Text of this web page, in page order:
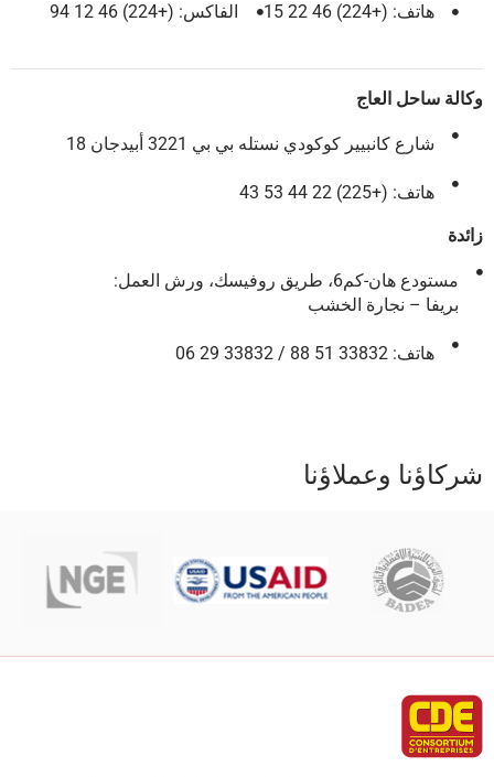
هاتف: (+224) 46 22 15 الفاكس: (+224) 46 12 94
وكالة ساحل العاج
شارع كانبيير كوكودي نستله بي بي 3221 أبيدجان 18
هاتف: (+225) 22 44 53 43
زائدة
مستودع هان-كم6، طريق روفيسك، ورش العمل:
بريفا – نجارة الخشب
هاتف: 33832 51 88 / 33832 29 06
شركاؤنا وعملاؤنا